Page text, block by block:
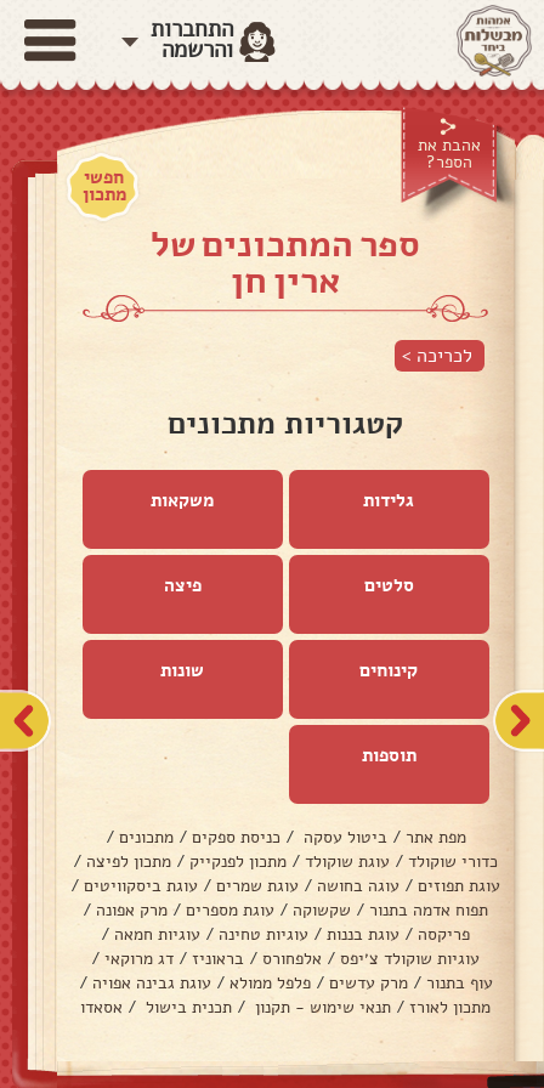
התחברות
והרשמה
אהבת את
הספר?
חפשי
מתכון
ספר המתכונים של
ארין חן
לכריכה >
קטגוריות מתכונים
גלידות משקאות
סלטים פיצה
קינוחים שונות
תוספות
מפת אתר / ביטול עסקה / כניסת ספקים / מתכונים /
כדורי שוקולד / עוגת שוקולד / מתכון לפנקייק / מתכון לפיצה /
עוגת תפוזים / עוגה בחושה / עוגת שמרים / עוגת ביסקוויטים /
תפוח אדמה בתנור / שקשוקה / עוגת מספרים / מרק אפונה /
פריקסה / עוגת בננות / עוגיות טחינה / עוגיות חמאה /
עוגיות שוקולד צ׳יפס / אלפחורס / בראוניז / דג מרוקאי /
עוף בתנור / מרק עדשים / פלפל ממולא / עוגת גבינה אפויה /
מתכון לאורז / תנאי שימוש - תקנון / תכנית בישול / אסאדו